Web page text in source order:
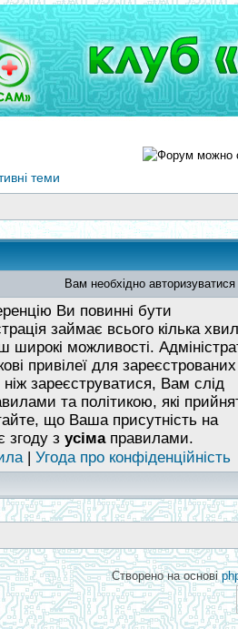
теми
Вам необхідно
Ви повинні бути
займає всього кілька
широкі можливості.
привілеї для зареєстрованих
зареєструватися, Вам слід
та політикою, які
що Ваша присутність на
згоду з усімаправилами.
| Угода про конфіденційність
Створено на основі